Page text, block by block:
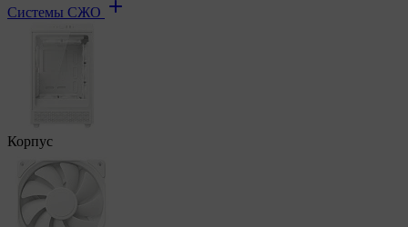
Системы СЖО
Корпус